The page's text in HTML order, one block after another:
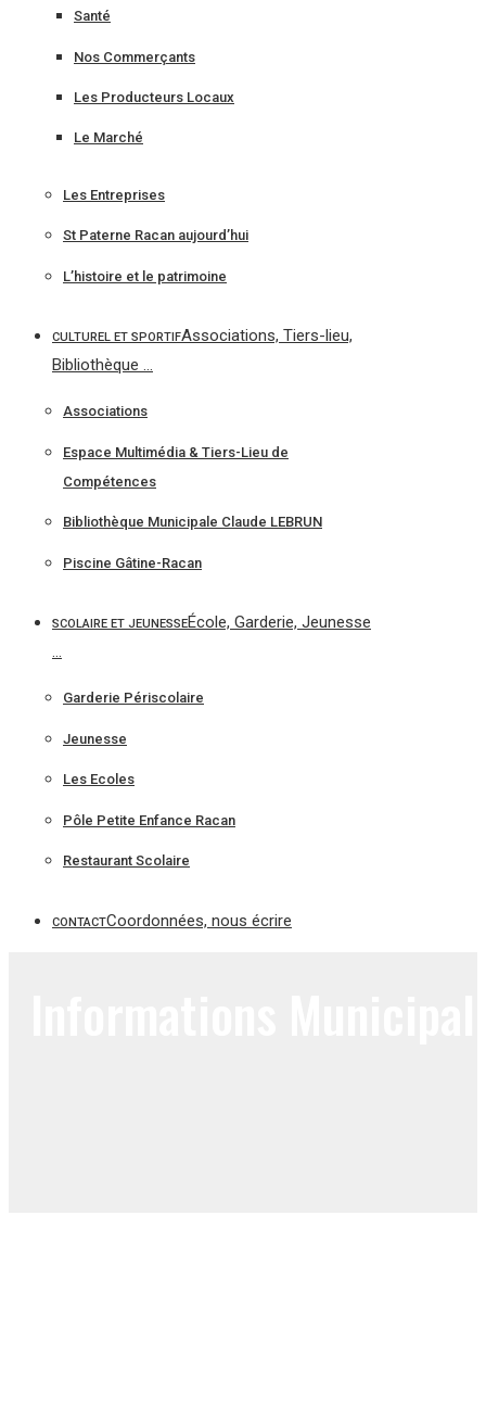
Santé
Nos Commerçants
Les Producteurs Locaux
Le Marché
Les Entreprises
St Paterne Racan aujourd’hui
L’histoire et le patrimoine
CULTUREL ET SPORTIFAssociations, Tiers-lieu,
Bibliothèque …
Associations
Espace Multimédia & Tiers-Lieu de
Compétences
Bibliothèque Municipale Claude LEBRUN
Piscine Gâtine-Racan
SCOLAIRE ET JEUNESSEÉcole, Garderie, Jeunesse
…
Garderie Périscolaire
Jeunesse
Les Ecoles
Pôle Petite Enfance Racan
Restaurant Scolaire
CONTACTCoordonnées, nous écrire